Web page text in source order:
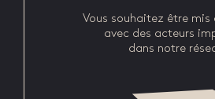
Vous souhaitez être mis
avec des acteurs
dans notre